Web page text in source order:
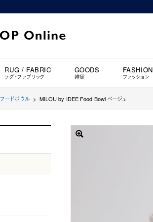
RUG / FABRIC
ラグ・ファブリック
GOODS
雑貨
FASHION
ファッション
フードボウル > MILOU by IDEE Food Bowl ベージュ